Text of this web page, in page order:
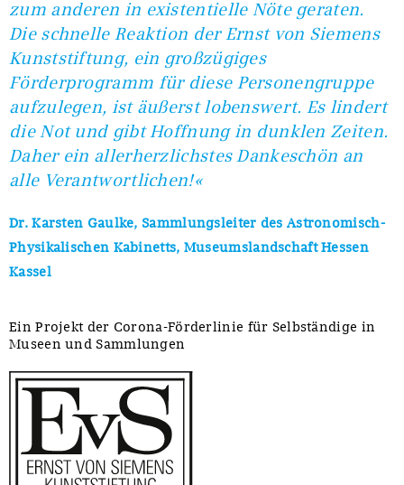
zum anderen in existentielle Nöte geraten.
Die schnelle Reaktion der Ernst von Siemens
Kunststiftung, ein großzügiges
Förderprogramm für diese Personengruppe
aufzulegen, ist äußerst lobenswert. Es lindert
die Not und gibt Hoffnung in dunklen Zeiten.
Daher ein allerherzlichstes Dankeschön an
alle Verantwortlichen!«
Dr. Karsten Gaulke, Sammlungsleiter des Astronomisch-
Physikalischen Kabinetts, Museumslandschaft Hessen
Kassel
Ein Projekt der Corona-Förderlinie für Selbständige in
Museen und Sammlungen